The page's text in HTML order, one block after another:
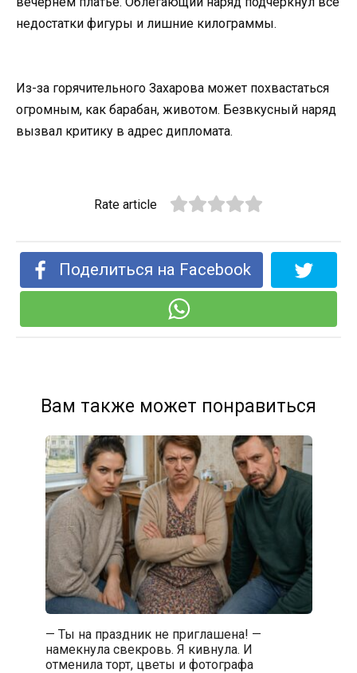
недостатки фигуры и лишние килограммы.
Из-за горячительного Захарова может похвастаться
огромным, как барабан, животом. Безвкусный наряд
вызвал критику в адрес дипломата.
Rate article
Поделиться на Facebook
Вам также может понравиться
— Ты на праздник не приглашена! —
намекнула свекровь. Я кивнула. И
отменила торт, цветы и фотографа